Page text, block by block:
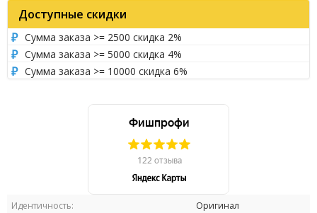
Идентичность:
Оригинал
Доступные скидки
Сумма заказа >= 2500 скидка 2%
Сумма заказа >= 5000 скидка 4%
Сумма заказа >= 10000 скидка 6%